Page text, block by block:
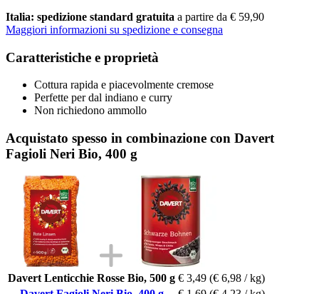
Italia: spedizione standard gratuita a partire da € 59,90
Maggiori informazioni su spedizione e consegna
Caratteristiche e proprietà
Cottura rapida e piacevolmente cremose
Perfette per dal indiano e curry
Non richiedono ammollo
Acquistato spesso in combinazione con Davert
Fagioli Neri Bio, 400 g
Davert Lenticchie Rosse Bio, 500 g € 3,49 (€ 6,98 / kg)